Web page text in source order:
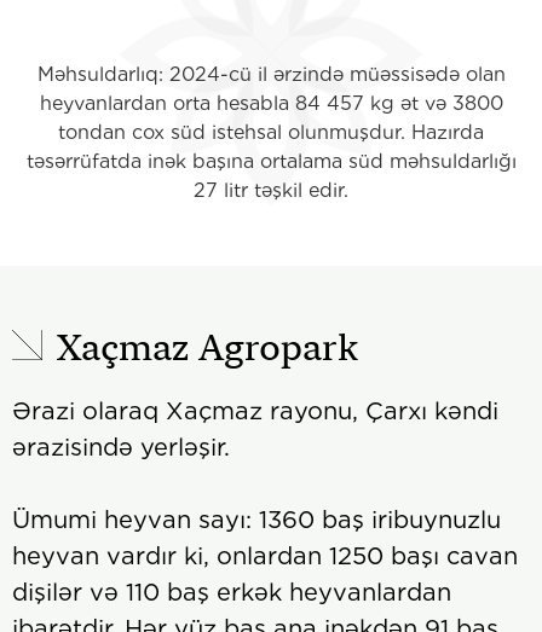
Məhsuldarlıq: 2024-cü il ərzində müəssisədə olan
heyvanlardan orta hesabla 84 457 kg ət və 3800
tondan cox süd istehsal olunmuşdur. Hazırda
təsərrüfatda inək başına ortalama süd məhsuldarlığı
27 litr təşkil edir.
Xaçmaz Agropark
Ərazi olaraq Xaçmaz rayonu, Çarxı kəndi
ərazisində yerləşir.
Ümumi heyvan sayı: 1360 baş iribuynuzlu
heyvan vardır ki, onlardan 1250 başı cavan
dişilər və 110 baş erkək heyvanlardan